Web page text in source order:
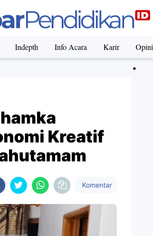
Indepth Info Acara Karir Opini
Kreatif
Komentar